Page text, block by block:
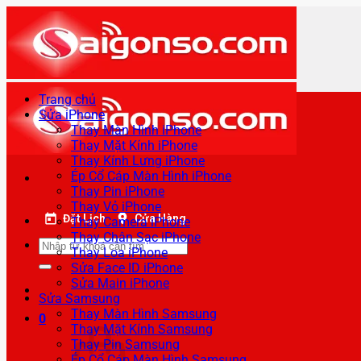
qua
nội
dung
Đặt Lịch Cửa Hàng
Tìm
kiếm:
0
Trang chủ
Sửa iPhone
Thay Màn Hình iPhone
Thay Mặt Kính iPhone
Thay Kính Lưng iPhone
Ép Cổ Cáp Màn Hình iPhone
Thay Pin iPhone
Thay Vỏ iPhone
Thay Camera iPhone
Thay Chân Sạc iPhone
Thay Loa iPhone
Sửa Face ID iPhone
Sửa Main iPhone
Sửa Samsung
Thay Màn Hình Samsung
Thay Mặt Kính Samsung
Thay Pin Samsung